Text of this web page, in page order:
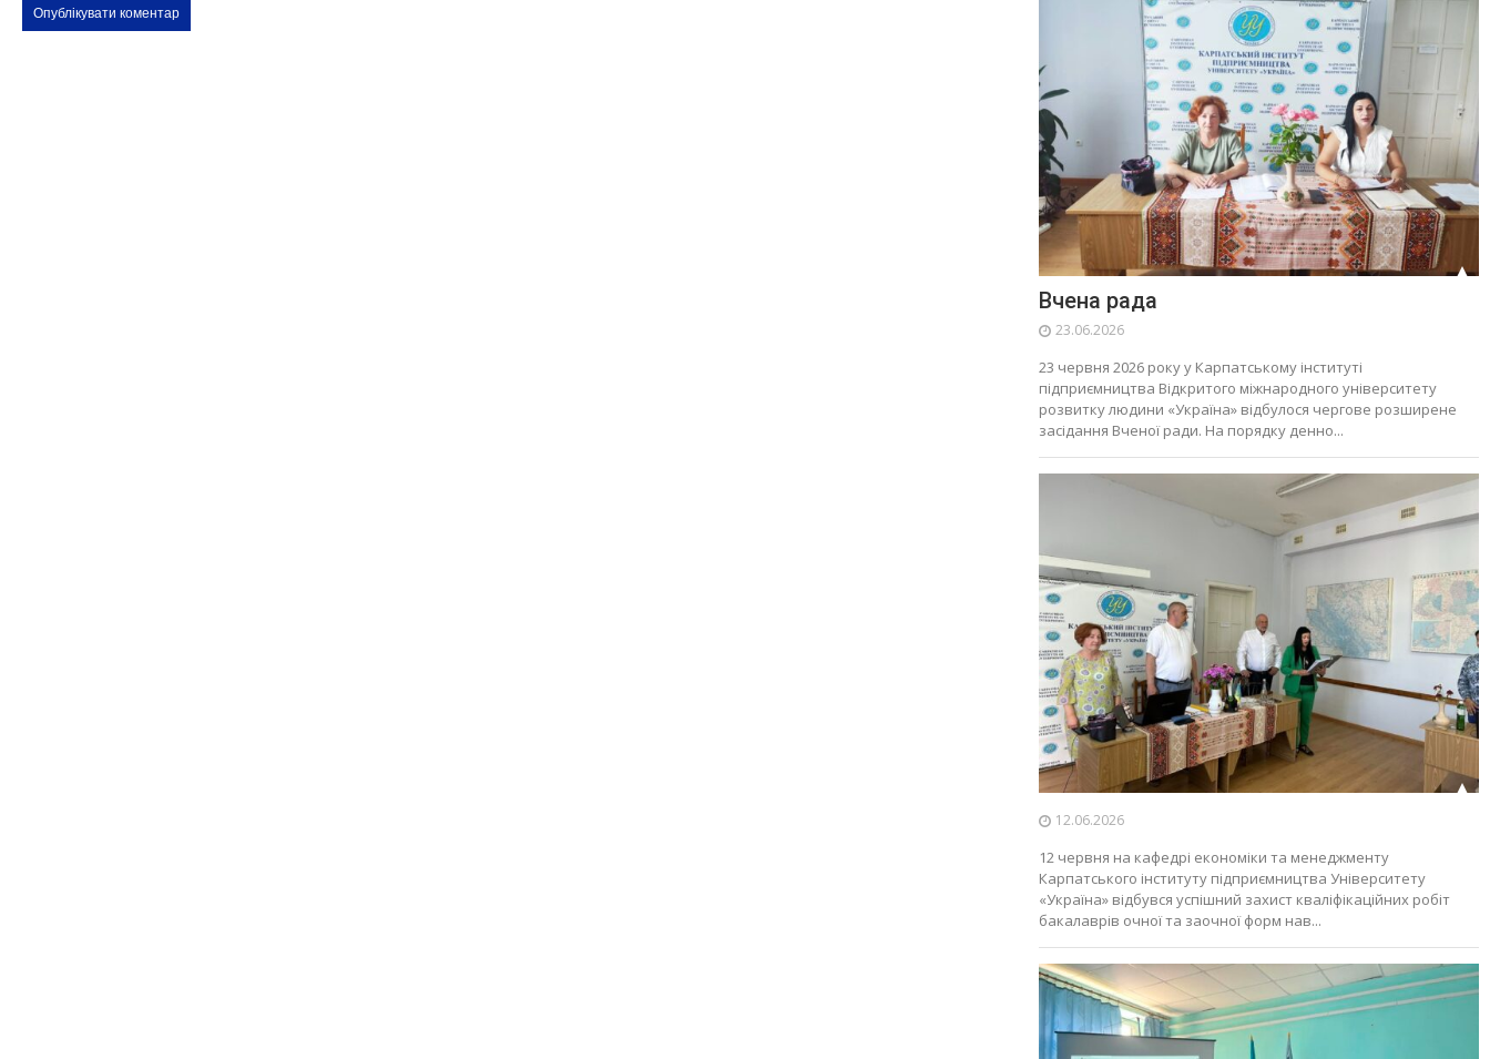
Вчена рада
23.06.2026
23 червня 2026 року у Карпатському інституті
підприємництва Відкритого міжнародного університету
розвитку людини «Україна» відбулося чергове розширене
засідання Вченої ради. На порядку денно...
12.06.2026
12 червня на кафедрі економіки та менеджменту
Карпатського інституту підприємництва Університету
«Україна» відбувся успішний захист кваліфікаційних робіт
бакалаврів очної та заочної форм нав...